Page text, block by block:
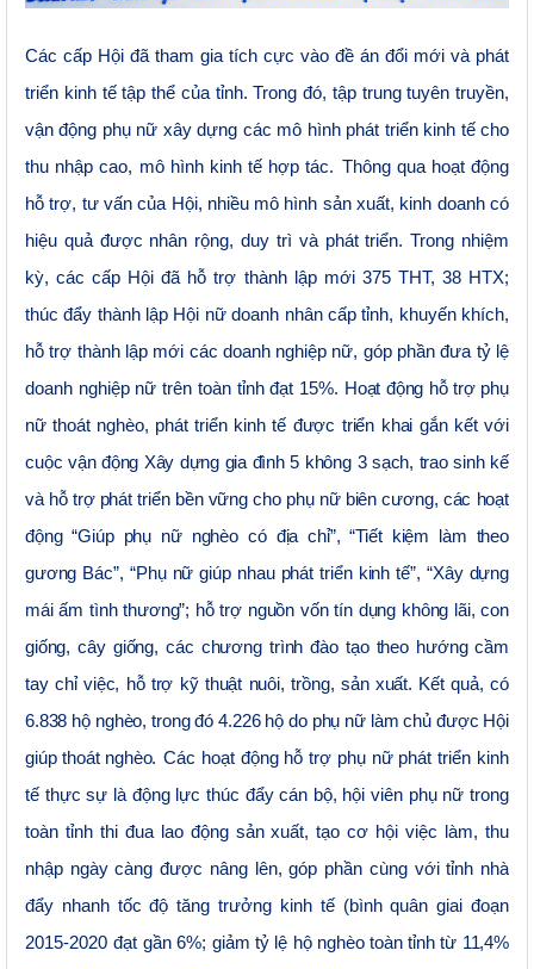
Các cấp Hội đã tham gia tích cực vào đề án đổi mới và phát
triển kinh tế tập thể của tỉnh. Trong đó, tập trung tuyên truyền,
vận động phụ nữ xây dựng các mô hình phát triển kinh tế cho
thu nhập cao, mô hình kinh tế hợp tác. Thông qua hoạt động
hỗ trợ, tư vấn của Hội, nhiều mô hình sản xuất, kinh doanh có
hiệu quả được nhân rộng, duy trì và phát triển. Trong nhiệm
kỳ, các cấp Hội đã hỗ trợ thành lập mới 375 THT, 38 HTX;
thúc đẩy thành lập Hội nữ doanh nhân cấp tỉnh, khuyến khích,
hỗ trợ thành lập mới các doanh nghiệp nữ, góp phần đưa tỷ lệ
doanh nghiệp nữ trên toàn tỉnh đạt 15%. Hoạt động hỗ trợ phụ
nữ thoát nghèo, phát triển kinh tế được triển khai gắn kết với
cuộc vận động Xây dựng gia đình 5 không 3 sạch, trao sinh kế
và hỗ trợ phát triển bền vững cho phụ nữ biên cương, các hoạt
động “Giúp phụ nữ nghèo có địa chỉ”, “Tiết kiệm làm theo
gương Bác”, “Phụ nữ giúp nhau phát triển kinh tế”, “Xây dựng
mái ấm tình thương”; hỗ trợ nguồn vốn tín dụng không lãi, con
giống, cây giống, các chương trình đào tạo theo hướng cầm
tay chỉ việc, hỗ trợ kỹ thuật nuôi, trồng, sản xuất. Kết quả, có
6.838 hộ nghèo, trong đó 4.226 hộ do phụ nữ làm chủ được Hội
giúpthoát nghèo. Các hoạt động hỗ trợ phụ nữ phát triển kinh
tế thực sự là động lực thúc đẩy cán bộ, hội viên phụ nữ trong
toàn tỉnh thi đua lao động sản xuất, tạo cơ hộiviệc làm, thu
nhập ngày càng được nâng lên, góp phần cùng với tỉnh nhà
đẩy nhanh tốc độ tăng trưởng kinh tế (bình quân giai đoạn
2015-2020 đạt gần 6%;giảm tỷ lệ hộ nghèo toàn tỉnh từ 11,4%